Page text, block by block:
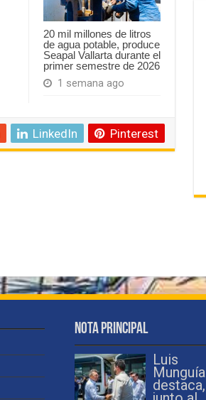
20 mil millones de litros
de agua potable, produce
Seapal Vallarta durante el
primer semestre de 2026
1 semana ago
LinkedIn Pinterest
Nota Principal
Luis
Munguía
destaca,